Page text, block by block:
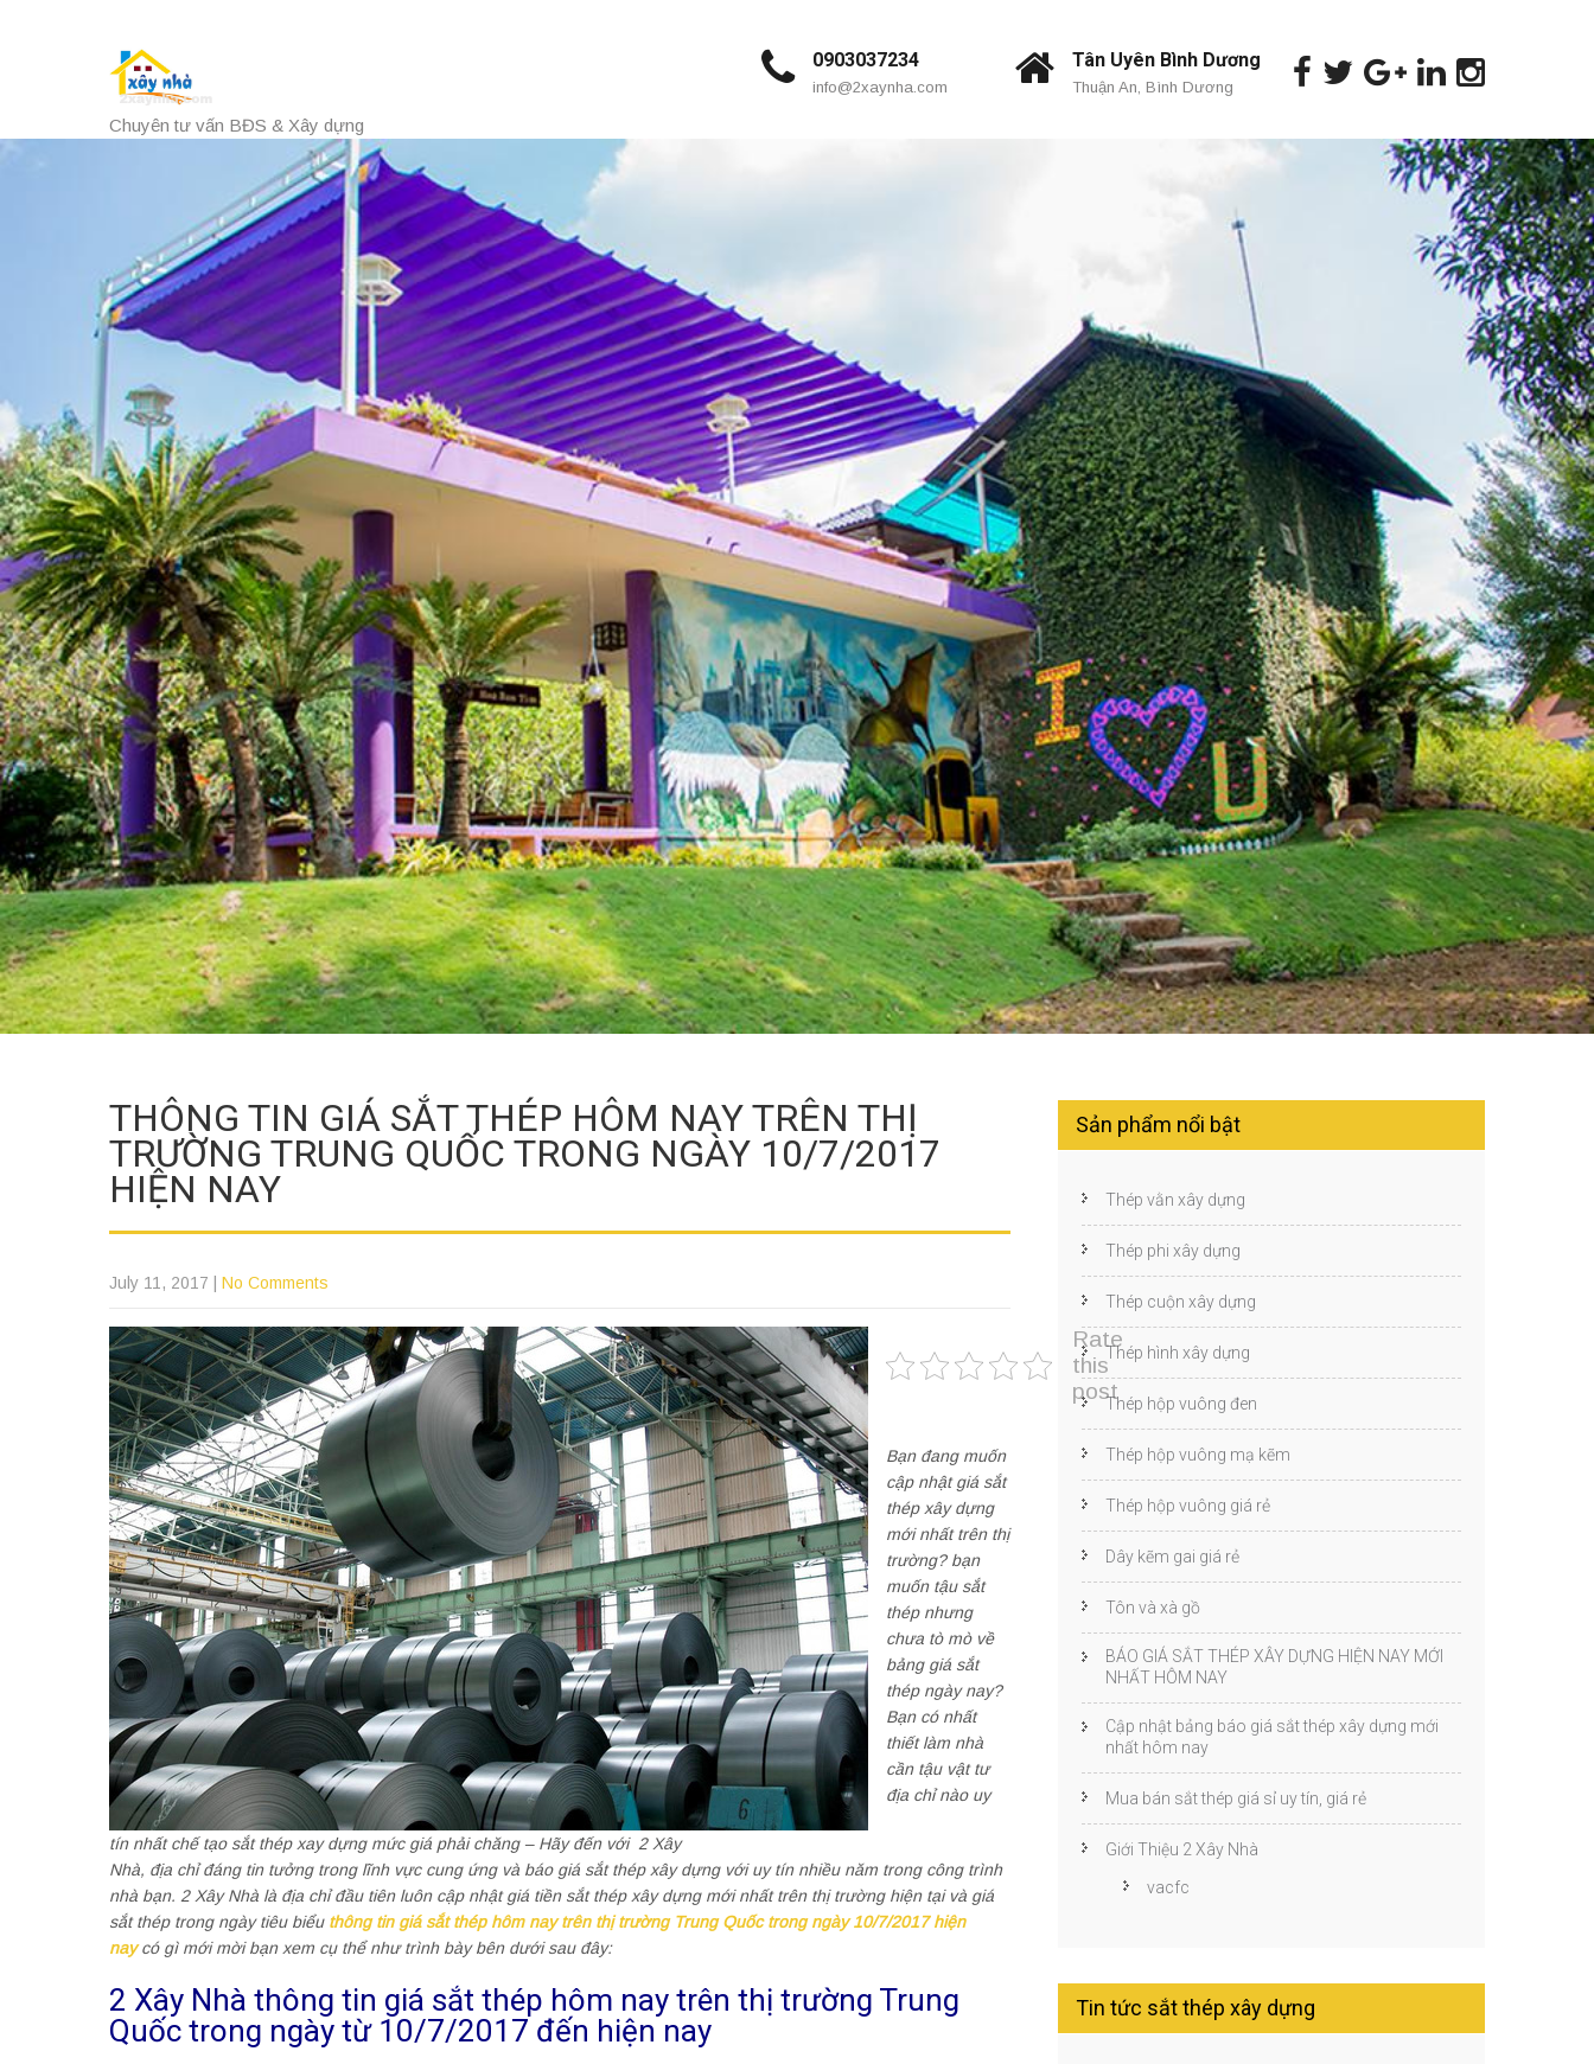
Chuyên tư vấn BĐS & Xây dựng
0903037234
info@2xaynha.com
Tân Uyên Bình Dương
Thuận An, Bình Dương
THÔNG TIN GIÁ SẮT THÉP HÔM NAY TRÊN THỊ
TRƯỜNG TRUNG QUỐC TRONG NGÀY 10/7/2017
HIỆN NAY
July 11, 2017 No Comments
Rate
this
post
Bạn đang muốn
cập nhật giá sắt
thép xây dựng
mới nhất trên thị
trường? bạn
muốn tậu sắt
thép nhưng
chưa tò mò về
bảng giá sắt
thép ngày nay?
Bạn có nhất
thiết làm nhà
cần tậu vật tư
địa chỉ nào uy
tín nhất chế tạo sắt thép xay dựng mức giá phải chăng – Hãy đến với 2 Xây
Nhà, địa chỉ đáng tin tưởng trong lĩnh vực cung ứng và báo giá sắt thép xây dựng với uy tín nhiều năm trong công trình
nhà bạn. 2 Xây Nhà là địa chỉ đầu tiên luôn cập nhật giá tiền sắt thép xây dựng mới nhất trên thị trường hiện tại và giá
sắt thép trong ngày tiêu biểu thông tin giá sắt thép hôm nay trên thị trường Trung Quốc trong ngày 10/7/2017 hiện
naycó gì mới mời bạn xem cụ thể như trình bày bên dưới sau đây:
2 Xây Nhà thông tin giá sắt thép hôm nay trên thị trường Trung
Quốc trong ngày từ 10/7/2017 đến hiện nay
Sản phẩm nổi bật
Thép vằn xây dựng
Thép phi xây dựng
Thép cuộn xây dựng
Thép hình xây dựng
Thép hộp vuông đen
Thép hộp vuông mạ kẽm
Thép hộp vuông giá rẻ
Dây kẽm gai giá rẻ
Tôn và xà gồ
BÁO GIÁ SẮT THÉP XÂY DỰNG HIỆN NAY MỚI
NHẤT HÔM NAY
Cập nhật bảng báo giá sắt thép xây dựng mới
nhất hôm nay
Mua bán sắt thép giá sỉ uy tín, giá rẻ
Giới Thiệu 2 Xây Nhà
vacfc
Tin tức sắt thép xây dựng